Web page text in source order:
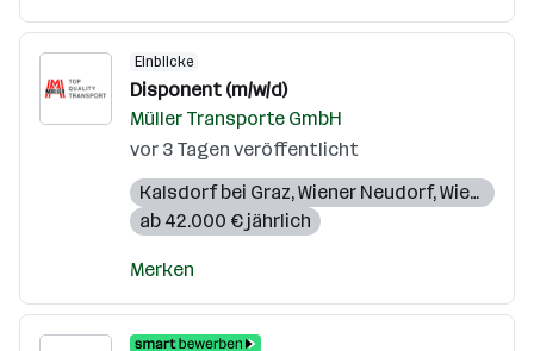
Einblicke
Disponent (m/w/d)
Müller Transporte GmbH
vor 3 Tagen veröffentlicht
Kalsdorf bei Graz,Wiener Neudorf,Wien 11. Bezirk (Simmering)
ab 42.000 € jährlich
Merken